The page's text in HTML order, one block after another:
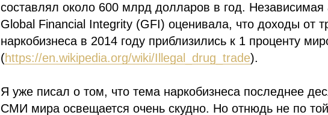
составлял около 600 млрд долларов в год. Независимая
Global Financial Integrity (GFI) оценивала, что доходы от
наркобизнеса в 2014 году приблизились к 1 проценту
(https://en.wikipedia.org/wiki/Illegal_drug_trade).
Я уже писал о том, что тема наркобизнеса последнее
СМИ мира освещается очень скудно. Но отнюдь не по